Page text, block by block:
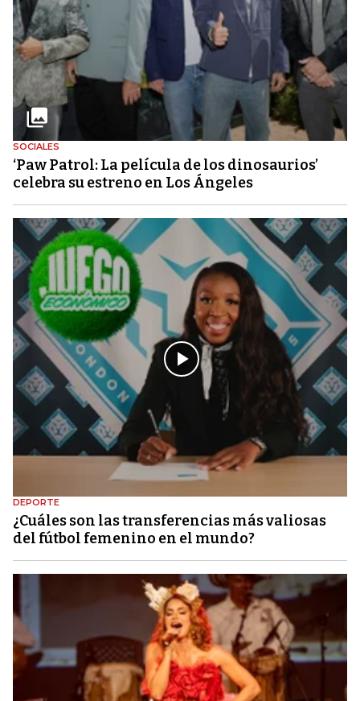
SOCIALES
‘Paw Patrol: La película de los dinosaurios’
celebra su estreno en Los Ángeles
DEPORTE
¿Cuáles son las transferencias más valiosas
del fútbol femenino en el mundo?